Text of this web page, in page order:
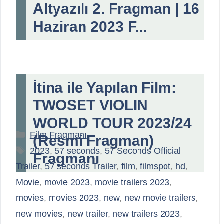
Altyazılı 2. Fragman | 16
Haziran 2023 F...
İtina ile Yapılan Film:
TWOSET VIOLIN
WORLD TOUR 2023/24
(Resmi Fragman)
Fragmanı
Kategoriler
Film Fragmanı
Etiketler
2023, 57 seconds, 57 Seconds Official
Trailer,57 seconds Trailer, film, filmspot, hd,
Movie, movie 2023, movie trailers 2023,
movies, movies 2023, new, new movie trailers,
new movies, new trailer, new trailers 2023,